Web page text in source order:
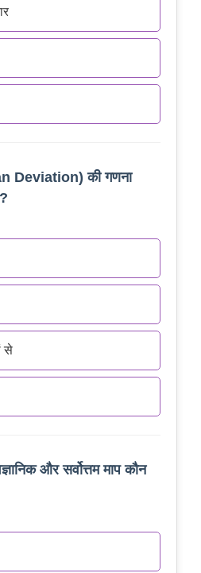
Deviation) की गणना
से
और सर्वोत्तम माप कौन